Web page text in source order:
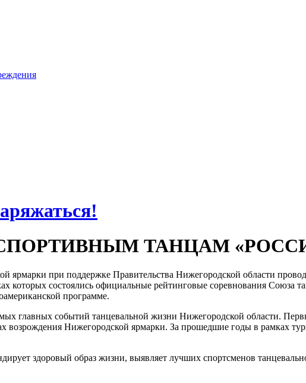
ТАНЦАМ
ярмарки при поддержке Правительства Нижегородской области
которых состоялись официальные рейтинговые соревнования Союза
программе.
главных событий танцевальной жизни Нижегородской области.
возрождения Нижегородской ярмарки. За прошедшие годы в рамках
здоровый образ жизни, выявляет лучших спортсменов